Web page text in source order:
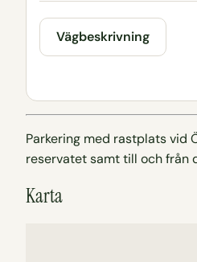
Vägbeskrivning
Parkering med rastplats vid
reservatet samt till och från
Karta